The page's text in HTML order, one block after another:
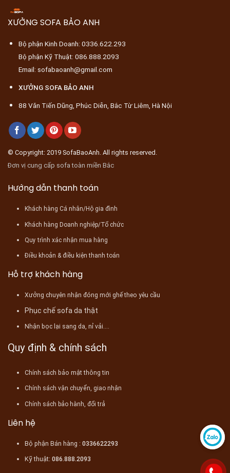
XƯỞNG SOFA BẢO ANH
Bộ phận Kinh Doanh: 0336.622.293
Bộ phận Kỹ Thuật: 086.888.2093
Email: sofabaoanh@gmail.com
XƯỞNG SOFA BẢO ANH
88 Văn Tiến Dũng, Phúc Diễn, Bắc Từ Liêm, Hà Nội
© Copyright: 2019 SofaBaoAnh. All rights reserved.
Đơn vị cung cấp sofa toàn miền Bắc
Hướng dẫn thanh toán
Khách hàng Cá nhân/Hộ gia đình
Khách hàng Doanh nghiệp/Tổ chức
Quy trình xác nhận mua hàng
Điều khoản & điều kiện thanh toán
Hỗ trợ khách hàng
Xưởng chuyên nhận đóng mới ghế theo yêu cầu
Phục chế sofa da thật
Nhận bọc lại sang da, nỉ vải....
Quy định & chính sách
Chính sách bảo mật thông tin
Chính sách vận chuyển, giao nhận
Chính sách bảo hành, đổi trả
Liên hệ
Bộ phận Bán hàng :0336622293
Kỹ thuật:086.888.2093